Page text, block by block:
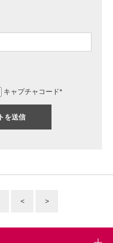
キャプチャコード*
< >